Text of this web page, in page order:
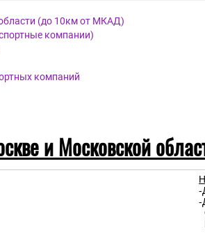
(до 10км от МКАД)
компании)
компаний
и Московской
-
-